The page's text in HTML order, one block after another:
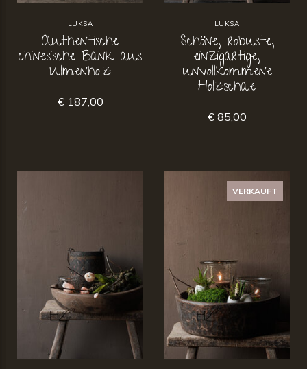
LUKSA
Authentische
chinesische Bank aus
Ulmenholz
€ 187,00
LUKSA
Schöne, robuste,
einzigartige,
unvollkommene
Holzschale
€ 85,00
VERKAUFT